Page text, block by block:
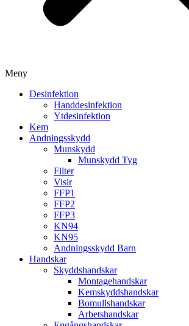
Meny
Desinfektion
Handdesinfektion
Ytdesinfektion
Kem
Andningsskydd
Munskydd
Munskydd Tyg
Filter
Visir
FFP1
FFP2
FFP3
KN94
KN95
Andningsskydd Barn
Handskar
Skyddshandskar
Montagehandskar
Kemskyddshandskar
Bomullshandskar
Arbetshandskar